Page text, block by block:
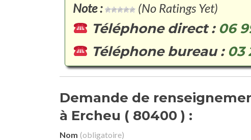
Note :
(No Ratings Yet)
Téléphone direct : 06
Téléphone bureau : 03
Demande de
à Ercheu ( 80400 ) :
Nom (obligatoire)